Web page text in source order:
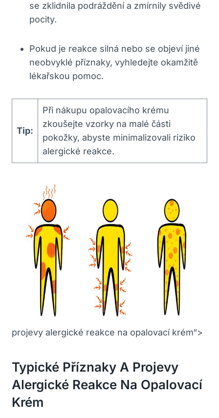
‌se zklidnila‍ podráždění a zmírnily svědivé
pocity.
Pokud je reakce ⁤silná nebo se⁤ objeví jiné
neobvyklé příznaky, ⁢vyhledejte okamžitě
lékařskou pomoc.
Tip:
Při ​nákupu opalovacího krému
zkoušejte vzorky‍ na malé​ části
pokožky, abyste minimalizovali ​riziko
alergické reakce.
projevy alergické reakce na opalovací‌ krém“>
Typické Příznaky A Projevy
Alergické Reakce Na Opalovací
Krém